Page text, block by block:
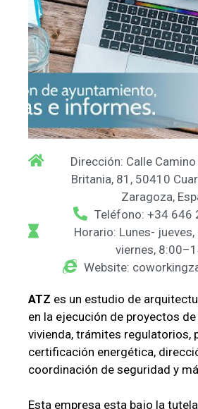
Dirección: Calle
Britania, 81, 50410
Zaragoza,
Teléfono: +34 646
Horario: Lunes-
viernes,
Website:
ATZ es un estudio de
en la ejecución de proyectos
vivienda, trámites regulatorios,
certificación energética,
coordinación de seguridad y
Esta empresa esta bajo la